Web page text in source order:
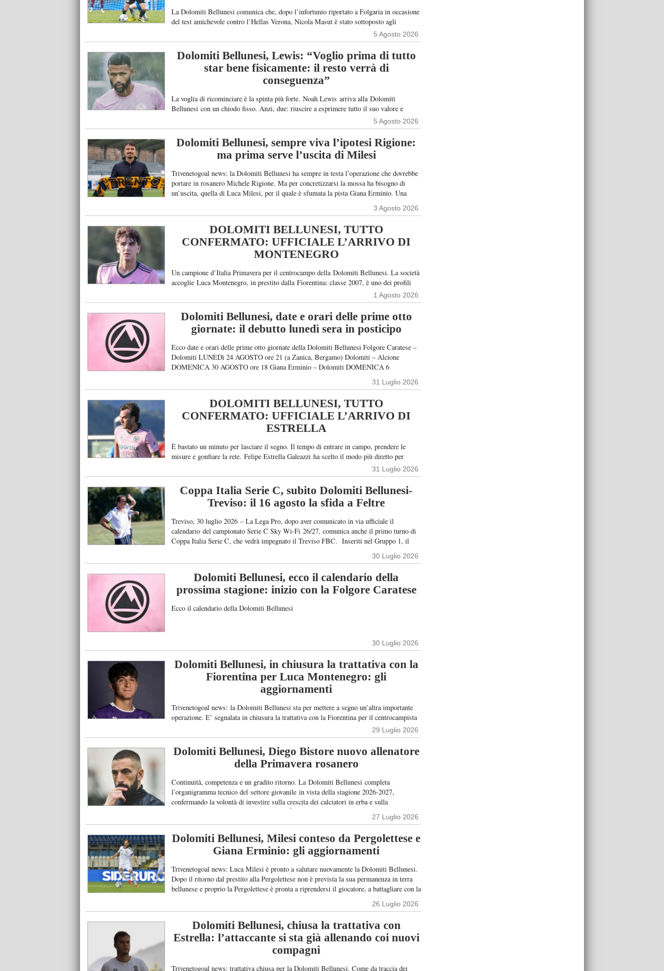
La Dolomiti Bellunesi comunica che, dopo l’infortunio riportato a Folgaria in occasione
del test amichevole contro l’Hellas Verona, Nicola Masut è stato sottoposto agli
accertamenti diagnostici del caso, da cui è emersa la lesione del legamento crociato
anteriore del ginocchio destro. Nei prossimi giorni, il giocatore sarà sottoposto a
intervento chirurgico e inizierà poi il […]
5 Agosto 2026
Dolomiti Bellunesi, Lewis: “Voglio prima di tutto
star bene fisicamente: il resto verrà di
conseguenza”
La voglia di ricominciare è la spinta più forte. Noah Lewis arriva alla Dolomiti
Bellunesi con un chiodo fisso. Anzi, due: riuscire a esprimere tutto il suo valore e
lasciarsi definitivamente alle spalle un paio di stagioni condizionate dagli infortuni. Il
difensore olandese – compirà 26 anni il prossimo 23 agosto – rappresenta uno dei volti
nuovi della formazione […]
5 Agosto 2026
Dolomiti Bellunesi, sempre viva l’ipotesi Rigione:
ma prima serve l’uscita di Milesi
Trivenetogoal news: la Dolomiti Bellunesi ha sempre in testa l’operazione che dovrebbe
portare in rosanero Michele Rigione. Ma per concretizzarsi la mossa ha bisogno di
un’uscita, quella di Luca Milesi, per il quale è sfumata la pista Giana Erminio. Una
3 Agosto 2026
DOLOMITI BELLUNESI, TUTTO
CONFERMATO: UFFICIALE L’ARRIVO DI
MONTENEGRO
Un campione d’Italia Primavera per il centrocampo della Dolomiti Bellunesi. La società
accoglie Luca Montenegro, in prestito dalla Fiorentina: classe 2007, è uno dei profili
più interessanti del panorama nazionale, reduce dal titolo tricolore conquistato con la
formazione di Daniele Galloppa. DALLA TERNANA AL GIGLIO – Originario di
Potenza, Montenegro sboccia nel settore giovanile della Ternana, prima di completare
[…]
1 Agosto 2026
Dolomiti Bellunesi, date e orari delle prime otto
giornate: il debutto lunedì sera in posticipo
Ecco date e orari delle prime otto giornate della Dolomiti Bellunesi Folgore Caratese –
Dolomiti LUNEDì 24 AGOSTO ore 21 (a Zanica, Bergamo) Dolomiti – Alcione
DOMENICA 30 AGOSTO ore 18 Giana Erminio – Dolomiti DOMENICA 6
31 Luglio 2026
DOLOMITI BELLUNESI, TUTTO
CONFERMATO: UFFICIALE L’ARRIVO DI
ESTRELLA
È bastato un minuto per lasciare il segno. Il tempo di entrare in campo, prendere le
misure e gonfiare la rete. Felipe Estrella Galeazzi ha scelto il modo più diretto per
presentarsi: il gol dell’1-1 nel confronto con la Virtus Verona, al Centro sportivo di
Rasai. È il biglietto da visita che accompagna l’arrivo dell’attaccante italo-brasiliano
alla Dolomiti Bellunesi in […]
31 Luglio 2026
Coppa Italia Serie C, subito Dolomiti Bellunesi-
Treviso: il 16 agosto la sfida a Feltre
Treviso, 30 luglio 2026 – La Lega Pro, dopo aver comunicato in via ufficiale il
calendario del campionato Serie C Sky Wi-Fi 26/27, comunica anche il primo turno di
Coppa Italia Serie C, che vedrà impegnato il Treviso FBC. Inseriti nel Gruppo 1, il
30 Luglio 2026
Dolomiti Bellunesi, ecco il calendario della
prossima stagione: inizio con la Folgore Caratese
Ecco il calendario della Dolomiti Bellunesi
30 Luglio 2026
Dolomiti Bellunesi, in chiusura la trattativa con la
Fiorentina per Luca Montenegro: gli
aggiornamenti
Trivenetogoal news: la Dolomiti Bellunesi sta per mettere a segno un’altra importante
operazione. E’ segnalata in chiusura la trattativa con la Fiorentina per il centrocampista
classe 2007 Luca Montenegro, protagonista con la Primavera viola nella stagione appena
trascorsa. L’affare verrà concluso con la formula del prestito
29 Luglio 2026
Dolomiti Bellunesi, Diego Bistore nuovo allenatore
della Primavera rosanero
Continuità, competenza e un gradito ritorno. La Dolomiti Bellunesi completa
l’organigramma tecnico del settore giovanile in vista della stagione 2026-2027,
confermando la volontà di investire sulla crescita dei calciatori in erba e sulla
valorizzazione del proprio vivaio. NOVITÀ – La principale novità riguarda la
formazione Under 19, impegnata nel campionato Primavera. A guidarla sarà Diego
Bistore, che torna in casa dolomitica dopo l’esperienza […]
27 Luglio 2026
Dolomiti Bellunesi, Milesi conteso da Pergolettese e
Giana Erminio: gli aggiornamenti
Trivenetogoal news: Luca Milesi è pronto a salutare nuovamente la Dolomiti Bellunesi.
Dopo il ritorno dal prestito alla Pergolettese non è prevista la sua permanenza in terra
bellunese e proprio la Pergolettese è pronta a riprendersi il giocatore, a battagliare con la
26 Luglio 2026
Dolomiti Bellunesi, chiusa la trattativa con
Estrella: l’attaccante si sta già allenando coi nuovi
compagni
Trivenetogoal news: trattativa chiusa per la Dolomiti Bellunesi. Come da traccia dei